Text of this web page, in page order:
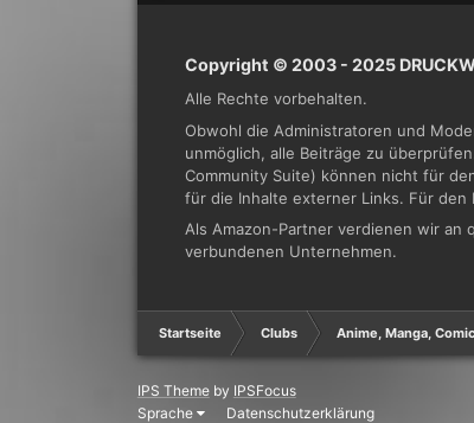
Copyright © 2003 - 2025
Alle Rechte vorbehalten.
Obwohl die Administratoren und
unmöglich, alle Beiträge zu
Community Suite) können nicht für
für die Inhalte externer Links. Für
Als Amazon-Partner verdienen wir an
verbundenen Unternehmen.
Startseite Clubs Anime, Manga,
IPS Themeby IPSFocus
Sprache
Datenschutzerklärung